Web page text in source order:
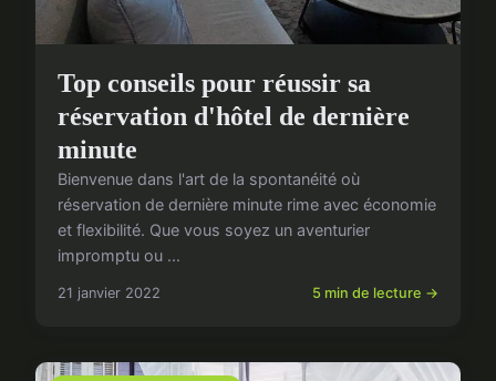
Top conseils pour réussir sa
réservation d'hôtel de dernière
minute
Bienvenue dans l'art de la spontanéité où
réservation de dernière minute rime avec économie
et flexibilité. Que vous soyez un aventurier
impromptu ou ...
21 janvier 2022 5 min de lecture →